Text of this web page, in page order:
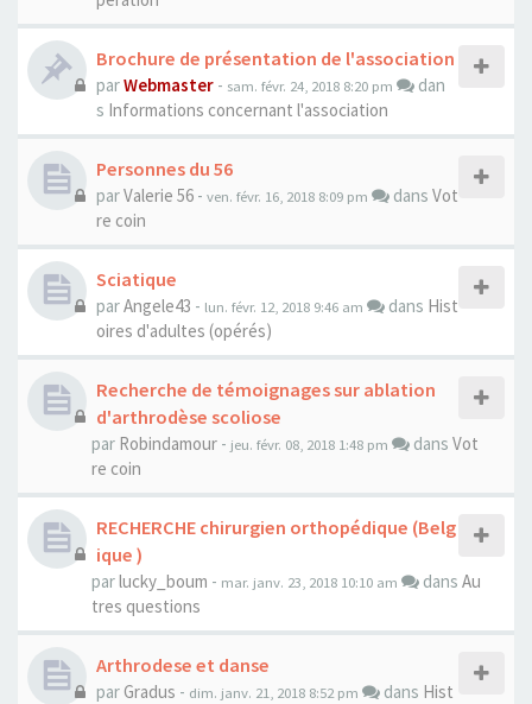
Brochure de présentation de l'association
parWebmaster - sam. févr. 24, 2018 8:20 pm
dan
s Informations concernant l'association
Personnes du 56
parValerie 56 - ven. févr. 16, 2018 8:09 pm dans Vot
re coin
Sciatique
parAngele43 - lun. févr. 12, 2018 9:46 am dans Hist
oires d'adultes (opérés)
Recherche de témoignages sur ablation
d'arthrodèse scoliose
par Robindamour - jeu. févr. 08, 2018 1:48 pm dans Vot
re coin
RECHERCHE chirurgien orthopédique (Belg
ique )
parlucky_boum - mar. janv. 23, 2018 10:10 am dans Au
tres questions
Arthrodese et danse
par Gradus - dim. janv. 21, 2018 8:52 pm dans Hist